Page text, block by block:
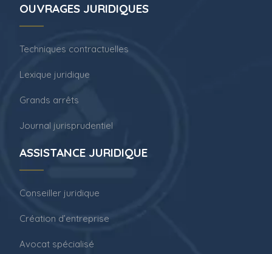
OUVRAGES JURIDIQUES
Techniques contractuelles
Lexique juridique
Grands arrêts
Journal jurisprudentiel
ASSISTANCE JURIDIQUE
Conseiller juridique
Création d’entreprise
Avocat spécialisé